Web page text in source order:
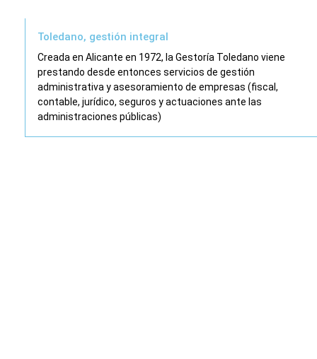
Toledano, gestión integral
Creada en Alicante en 1972, la Gestoría Toledano viene
prestando desde entonces servicios de gestión
administrativa y asesoramiento de empresas (fiscal,
contable, jurídico, seguros y actuaciones ante las
administraciones públicas)